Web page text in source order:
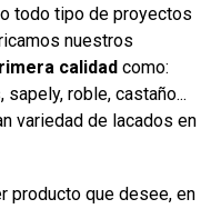
todo tipo de proyectos
nuestros
calidad como:
roble, castaño...
variedad de lacados en
producto que desee, en